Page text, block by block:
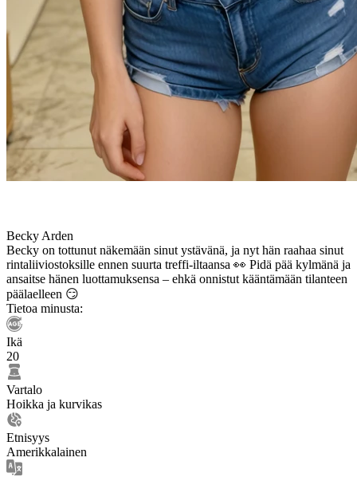
Becky Arden
Becky on tottunut näkemään sinut ystävänä, ja nyt hän raahaa sinut
rintaliiviostoksille ennen suurta treffi-iltaansa 👀 Pidä pää kylmänä ja
ansaitse hänen luottamuksensa – ehkä onnistut kääntämään tilanteen
päälaelleen 😏
Tietoa minusta:
Ikä
20
Vartalo
Hoikka ja kurvikas
Etnisyys
Amerikkalainen